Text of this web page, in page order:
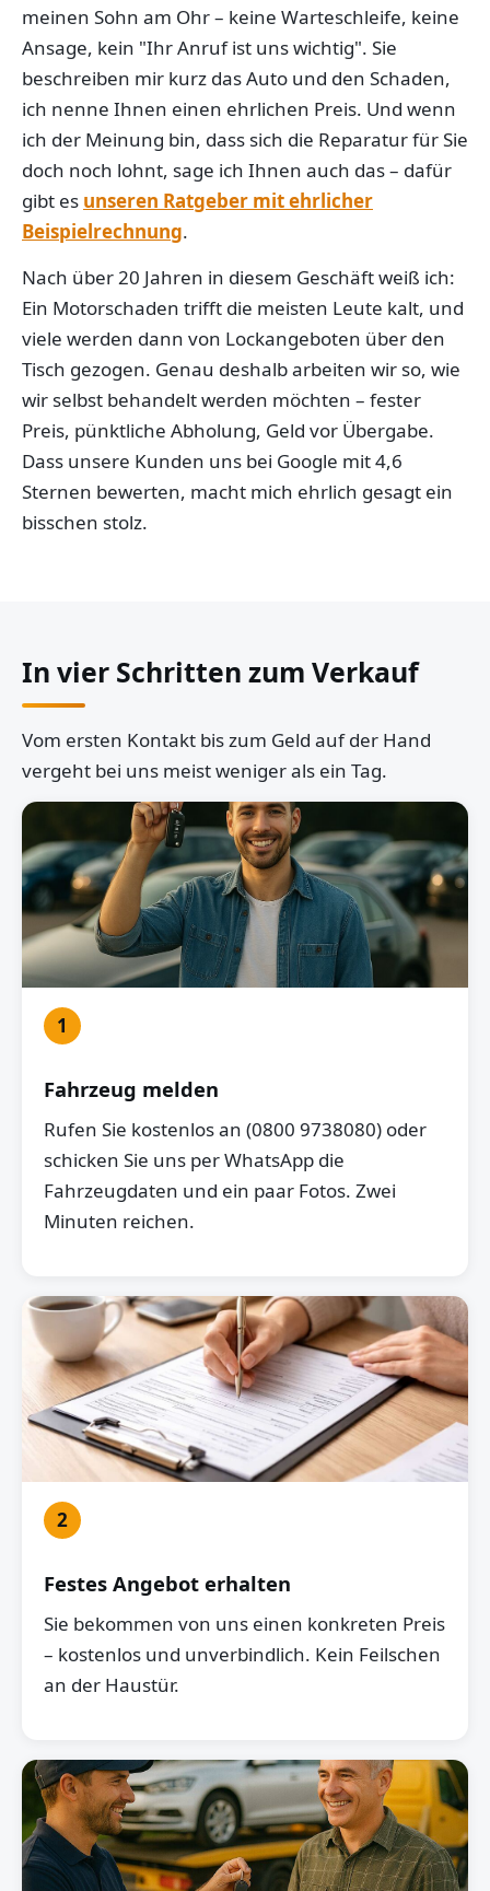
meinen Sohn am Ohr – keine Warteschleife, keine
Ansage, kein "Ihr Anruf ist uns wichtig". Sie
beschreiben mir kurz das Auto und den Schaden,
ich nenne Ihnen einen ehrlichen Preis. Und wenn
ich der Meinung bin, dass sich die Reparatur für Sie
doch noch lohnt, sage ich Ihnen auch das – dafür
gibt es unseren Ratgeber mit ehrlicher
Beispielrechnung.
Nach über 20 Jahren in diesem Geschäft weiß ich:
Ein Motorschaden trifft die meisten Leute kalt, und
viele werden dann von Lockangeboten über den
Tisch gezogen. Genau deshalb arbeiten wir so, wie
wir selbst behandelt werden möchten – fester
Preis, pünktliche Abholung, Geld vor Übergabe.
Dass unsere Kunden uns bei Google mit 4,6
Sternen bewerten, macht mich ehrlich gesagt ein
bisschen stolz.
In vier Schritten zum Verkauf
Vom ersten Kontakt bis zum Geld auf der Hand
vergeht bei uns meist weniger als ein Tag.
1
Fahrzeug melden
Rufen Sie kostenlos an (0800 9738080) oder
schicken Sie uns per WhatsApp die
Fahrzeugdaten und ein paar Fotos. Zwei
Minuten reichen.
2
Festes Angebot erhalten
Sie bekommen von uns einen konkreten Preis
– kostenlos und unverbindlich. Kein Feilschen
an der Haustür.